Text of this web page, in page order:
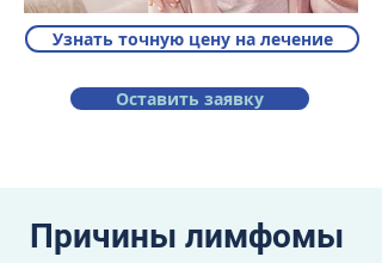
Узнать точную цену на лечение
Оставить заявку
Причины лимфомы